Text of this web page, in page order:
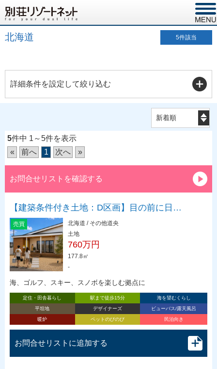
北海道 5件該当
詳細条件を設定して絞り込む
5件中 1～5件を表示
«
前へ 1 次へ »
お問合せリストを確認する
【建築条件付き土地：D区画】目の前に日…
売買
北海道 / その他道央
土地
760万円
177.8㎡
-
海、ゴルフ、スキー、スノボを楽しむ拠点に
定住・田舎暮らし 駅まで徒歩15分
海を望むくらし
平坦地
デザイナーズ
ビューバス/露天風呂
暖炉
ペットのびのび 民泊向き
お問合せリストに追加する